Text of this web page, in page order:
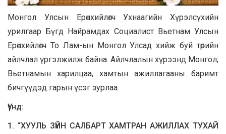
Монгол Улсын Ерөнхийлөгч Ухнаагийн Хүрэлсүхийн
урилгаар Бүгд Найрамдах Социалист Вьетнам Улсын
Ерөнхийлөгч То Лам-ын Монгол Улсад хийж буй төрийн
айлчлал үргэлжилж байна. Айлчлалын хүрээнд Монгол,
Вьетнамын харилцаа, хамтын ажиллагааны баримт
бичгүүдэд гарын үсэг зурлаа.
Үүнд:
1. “ХУУЛЬ ЗҮЙН САЛБАРТ ХАМТРАН АЖИЛЛАХ ТУХАЙ